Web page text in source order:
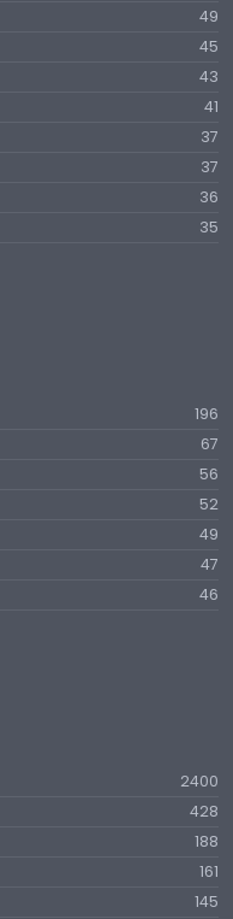
49
45
43
41
37
37
36
35
196
67
56
52
49
47
46
2400
428
188
161
145